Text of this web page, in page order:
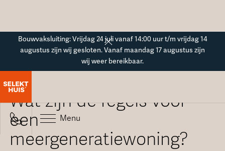
Bouwvaksluiting: Vrijdag 24 juli vanaf 14:00 uur t/m vrijdag 14
augustus zijn wij gesloten. Vanaf maandag 17 augustus zijn
wij weer bereikbaar.
Menu
Wat zijn de regels voor
een
meergeneratiewoning?